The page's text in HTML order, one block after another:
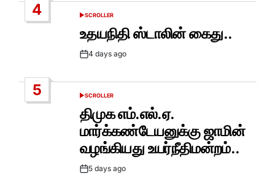
4
POSTED
SCROLLER
உதயநிதி ஸ்டாலின் கைது..
Post4 days ago
5
POSTED
SCROLLER
திமுக எம்.எல்.ஏ.
மார்க்கண்டேயனுக்கு ஜாமின்
வழங்கியது உயர்நீதிமன்றம்..
Post5 days ago